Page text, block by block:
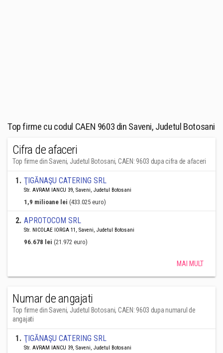
Top firme cu codul CAEN 9603 din Saveni, Judetul Botosani
Cifra de afaceri
Top firme din Saveni, Judetul Botosani, CAEN: 9603 dupa cifra de afaceri
1. ŢIGĂNAŞU CATERING SRL
Str. AVRAM IANCU 39, Saveni, Judetul Botosani
1,9 milioane lei (433.025 euro)
2. APROTOCOM SRL
Str. NICOLAE IORGA 11, Saveni, Judetul Botosani
96.678 lei (21.972 euro)
MAI MULT
Numar de angajati
Top firme din Saveni, Judetul Botosani, CAEN: 9603 dupa numarul de
angajati
1. ŢIGĂNAŞU CATERING SRL
Str. AVRAM IANCU 39, Saveni, Judetul Botosani